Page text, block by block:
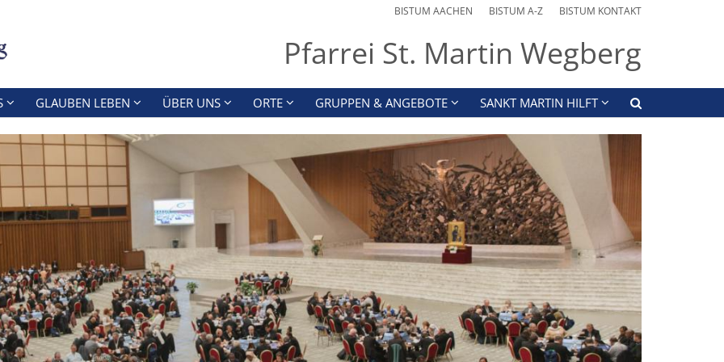
BISTUM AACHEN BISTUM A-Z BISTUM KONTAKT
Pfarrei St. Martin Wegberg
GLAUBEN LEBEN ÜBER UNS ORTE GRUPPEN & ANGEBOTE SANKT MARTIN HILFT